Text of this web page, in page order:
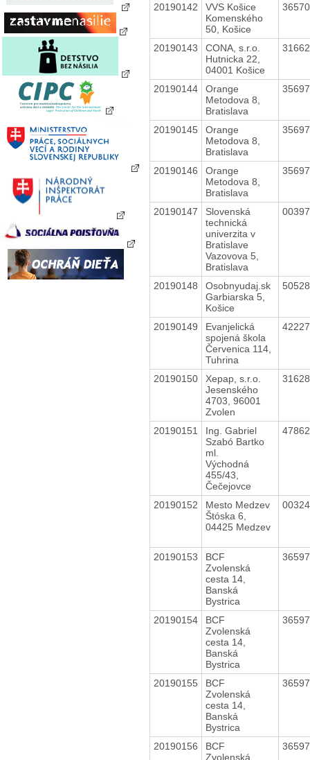
20190142
VVS Košice
Komenského
50, Košice
20190143
CONA, s.r.o.
Hutnicka 22,
04001 Košice
20190144
Orange
Metodova 8,
Bratislava
20190145
Orange
Metodova 8,
Bratislava
20190146
Orange
Metodova 8,
Bratislava
20190147
Slovenská
technická
univerzita v
Bratislave
Vazovova 5,
Bratislava
20190148
Osobnyudaj.sk
Garbiarska 5,
Košice
20190149
Evanjelická
spojená škola
Červenica 114,
Tuhrina
20190150
Xepap, s.r.o.
Jesenského
4703, 96001
Zvolen
20190151
Ing. Gabriel
Szabó Bartko
ml.
Východná
455/43,
Čečejovce
20190152
Mesto Medzev
Štóska 6,
04425 Medzev
20190153
BCF
Zvolenská
cesta 14,
Banská
Bystrica
20190154
BCF
Zvolenská
cesta 14,
Banská
Bystrica
20190155
BCF
Zvolenská
cesta 14,
Banská
Bystrica
20190156
BCF
Zvolenská